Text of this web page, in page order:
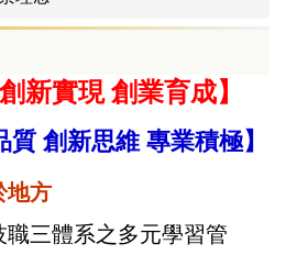
新實現 創業育成】
質 創新思維 專業積極】
地方
三體系之多元學習管